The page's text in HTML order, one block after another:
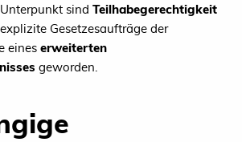
Unterpunkt sind Teilhabegerechtigkeit
explizite Gesetzesaufträge der
eines erweiterten
geworden.